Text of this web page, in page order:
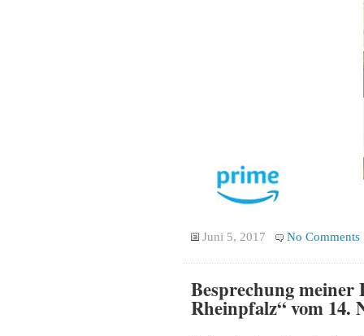
Juni 5, 2017 No Comments
Besprechung meiner
Rheinpfalz“ vom 14.